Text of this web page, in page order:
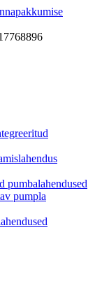
pumbalahendused
pumpla